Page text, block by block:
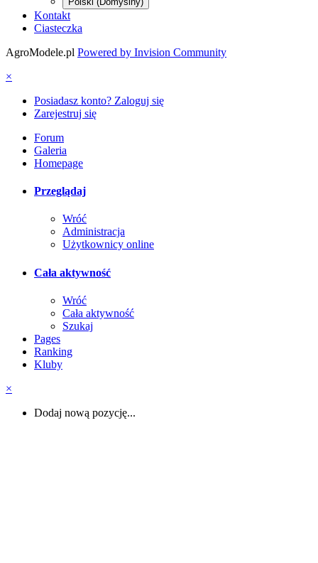
Kontakt
Ciasteczka
AgroModele.pl Powered by Invision Community
×
Posiadasz konto? Zaloguj się
Zarejestruj się
Forum
Galeria
Homepage
Przeglądaj
Wróć
Administracja
Użytkownicy online
Cała aktywność
Wróć
Cała aktywność
Szukaj
Pages
Ranking
Kluby
×
Dodaj nową pozycję...